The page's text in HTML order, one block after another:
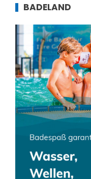
BADELAND